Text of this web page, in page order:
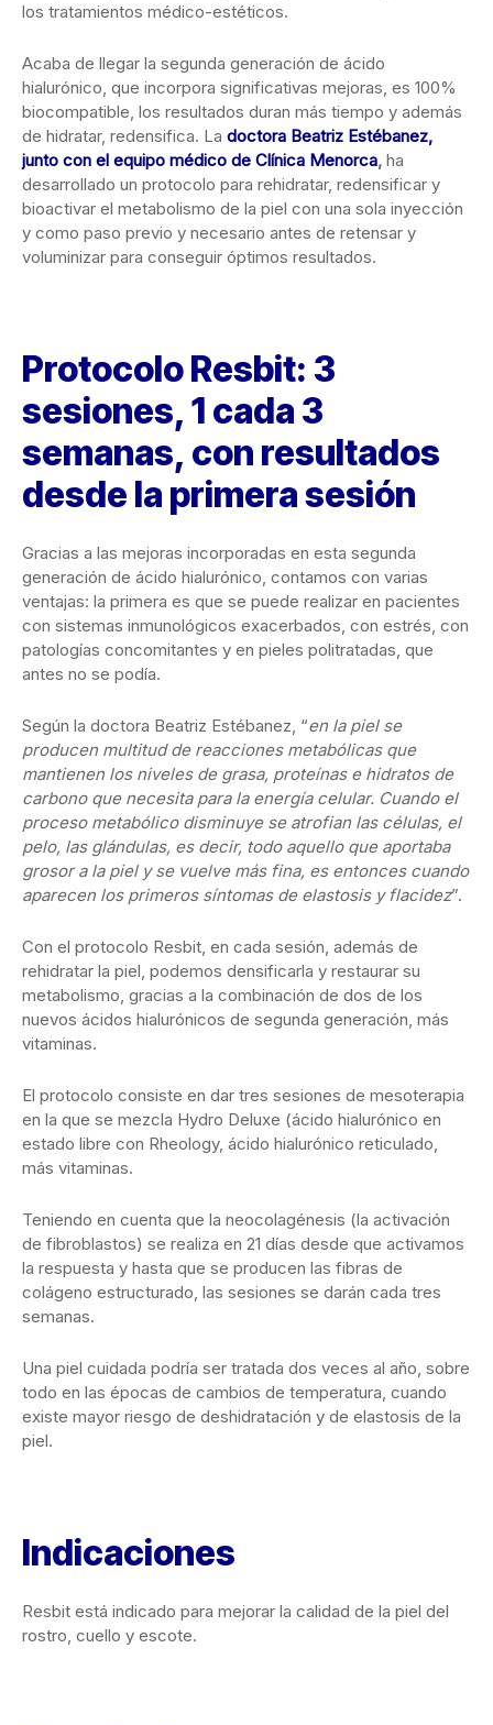
los tratamientos médico-estéticos.
Acaba de llegar la segunda generación de ácido
hialurónico, que incorpora significativas mejoras, es 100%
biocompatible, los resultados duran más tiempo y además
de hidratar, redensifica. La doctora Beatriz Estébanez,
junto con el equipo médico de Clínica Menorca, ha
desarrollado un protocolo para rehidratar, redensificar y
bioactivar el metabolismo de la piel con una sola inyección
y como paso previo y necesario antes de retensar y
voluminizar para conseguir óptimos resultados.
Protocolo Resbit: 3
sesiones, 1 cada 3
semanas, con resultados
desde la primera sesión
Gracias a las mejoras incorporadas en esta segunda
generación de ácido hialurónico, contamos con varias
ventajas: la primera es que se puede realizar en pacientes
con sistemas inmunológicos exacerbados, con estrés, con
patologías concomitantes y en pieles politratadas, que
antes no se podía.
Según la doctora Beatriz Estébanez, “en la piel se
producen multitud de reacciones metabólicas que
mantienen los niveles de grasa, proteínas e hidratos de
carbono que necesita para la energía celular. Cuando el
proceso metabólico disminuye se atrofian las células, el
pelo, las glándulas, es decir, todo aquello que aportaba
grosor a la piel y se vuelve más fina, es entonces cuando
aparecen los primeros síntomas de elastosis y flacidez”.
Con el protocolo Resbit, en cada sesión, además de
rehidratar la piel, podemos densificarla y restaurar su
metabolismo, gracias a la combinación de dos de los
nuevos ácidos hialurónicos de segunda generación, más
vitaminas.
El protocolo consiste en dar tres sesiones de mesoterapia
en la que se mezcla Hydro Deluxe (ácido hialurónico en
estado libre con Rheology, ácido hialurónico reticulado,
más vitaminas.
Teniendo en cuenta que la neocolagénesis (la activación
de fibroblastos) se realiza en 21 días desde que activamos
la respuesta y hasta que se producen las fibras de
colágeno estructurado, las sesiones se darán cada tres
semanas.
Una piel cuidada podría ser tratada dos veces al año, sobre
todo en las épocas de cambios de temperatura, cuando
existe mayor riesgo de deshidratación y de elastosis de la
piel.
Indicaciones
Resbit está indicado para mejorar la calidad de la piel del
rostro, cuello y escote.